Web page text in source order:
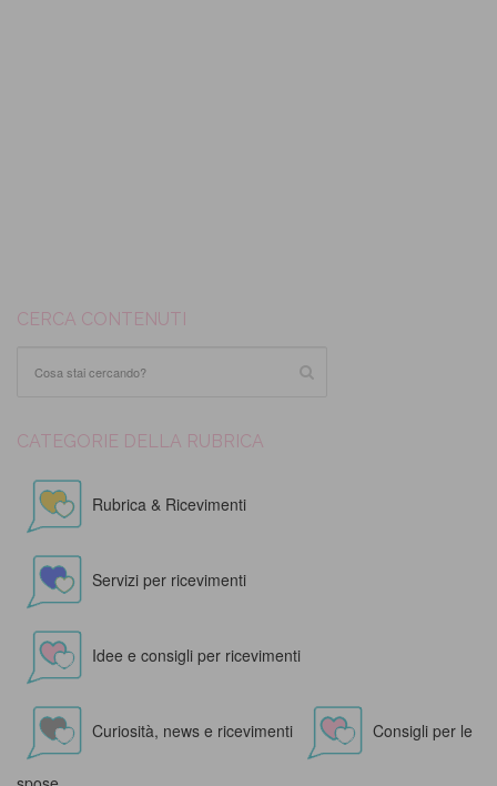
CERCA CONTENUTI
CATEGORIE DELLA RUBRICA
Rubrica & Ricevimenti
Servizi per ricevimenti
Idee e consigli per ricevimenti
Curiosità, news e ricevimenti Consigli per le